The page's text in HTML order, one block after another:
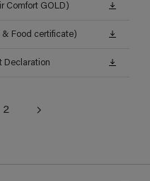
Comfort GOLD)
& Food certificate)
Declaration
2